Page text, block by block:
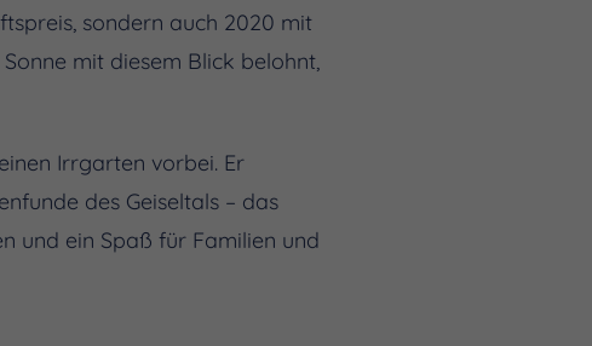
sondern auch 2020 mit
mit diesem Blick belohnt,
Irrgarten vorbei. Er
des Geiseltals – das
und ein Spaß für Familien und